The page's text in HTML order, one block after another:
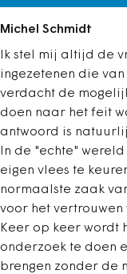
Michel Schmidt
Ik stel mij altijd de
ingezetenen die
verdacht de
doen naar het feit
antwoord is
In de "echte"
eigen vlees te
normaalste zaak
voor het
Keer op keer wordt
onderzoek te doen
brengen zonder de